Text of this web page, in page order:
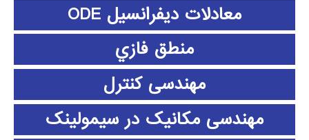
معادلات دیفرانسیل ODE
منطق فازي
مهندسی کنترل
مهندسی مکانیک در سیمولینک